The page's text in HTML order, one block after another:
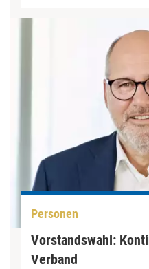
Personen
Vorstandswahl:
Verband